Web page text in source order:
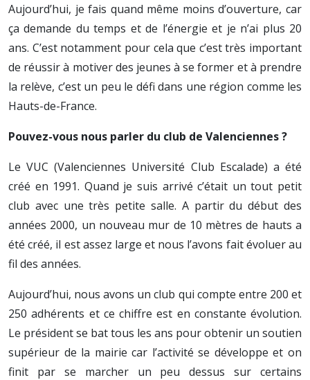
Aujourd’hui, je fais quand même moins d’ouverture, car
ça demande du temps et de l’énergie et je n’ai plus 20
ans. C’est notamment pour cela que c’est très important
de réussir à motiver des jeunes à se former et à prendre
la relève, c’est un peu le défi dans une région comme les
Hauts-de-France.
Pouvez-vous nous parler du club de Valenciennes ?
Le VUC (Valenciennes Université Club Escalade) a été
créé en 1991. Quand je suis arrivé c’était un tout petit
club avec une très petite salle. A partir du début des
années 2000, un nouveau mur de 10 mètres de hauts a
été créé, il est assez large et nous l’avons fait évoluer au
fil des années.
Aujourd’hui, nous avons un club qui compte entre 200 et
250 adhérents et ce chiffre est en constante évolution.
Le président se bat tous les ans pour obtenir un soutien
supérieur de la mairie car l’activité se développe et on
finit par se marcher un peu dessus sur certains